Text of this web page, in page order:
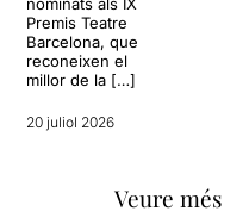
nominats als IX
Premis Teatre
Barcelona, que
reconeixen el
millor de la […]
20 juliol 2026
Veure més